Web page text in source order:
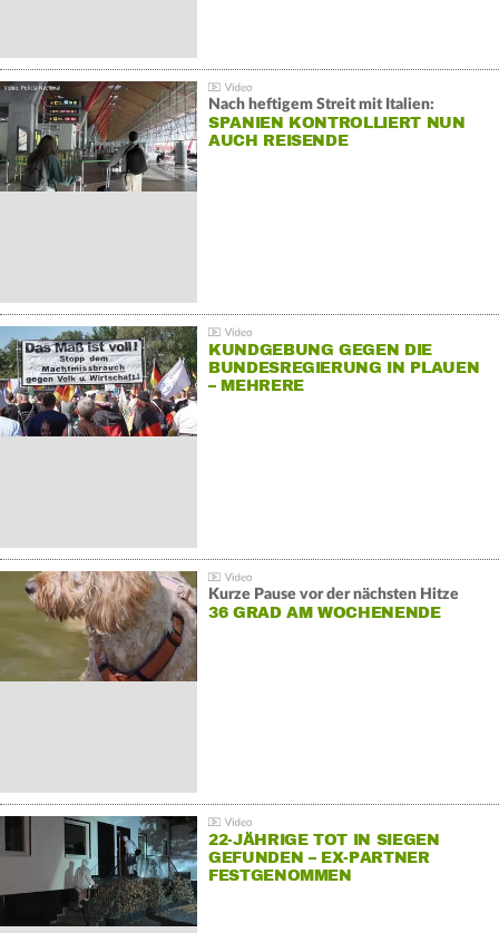
Nach heftigem Streit mit Italien:
SPANIEN KONTROLLIERT NUN
AUCH REISENDE
KUNDGEBUNG GEGEN DIE
BUNDESREGIERUNG IN PLAUEN
– MEHRERE
Kurze Pause vor der nächsten Hitze
36 GRAD AM WOCHENENDE
22-JÄHRIGE TOT IN SIEGEN
GEFUNDEN – EX-PARTNER
FESTGENOMMEN